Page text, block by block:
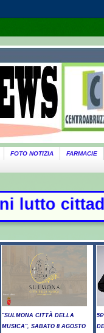
FOTO NOTIZIA FARMACIE
"SULMONA CITTÀ DELLA
MUSICA", SABATO 8 AGOSTO